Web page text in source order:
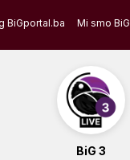
BiGportal.ba Mi smo BiG
BiG 3